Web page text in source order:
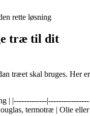
rette løsning
træ til dit
træet skal bruges. Her er
| |-------------|----------------
termotræ | Olie eller